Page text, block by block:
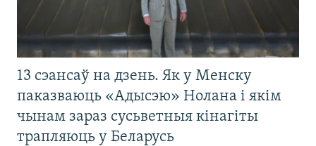
13 сэансаў на дзень. Як у Менску
паказваюць «Адысэю» Нолана і якім
чынам зараз сусьветныя кінагіты
трапляюць у Беларусь